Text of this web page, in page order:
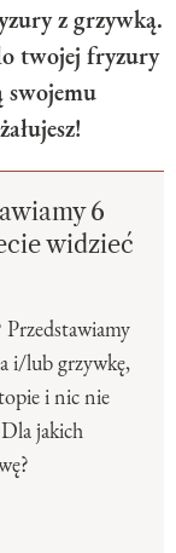
z grzywką.
twojej fryzury
swojemu
6
widzieć
i/lub grzywkę,
i nic nie
jakich